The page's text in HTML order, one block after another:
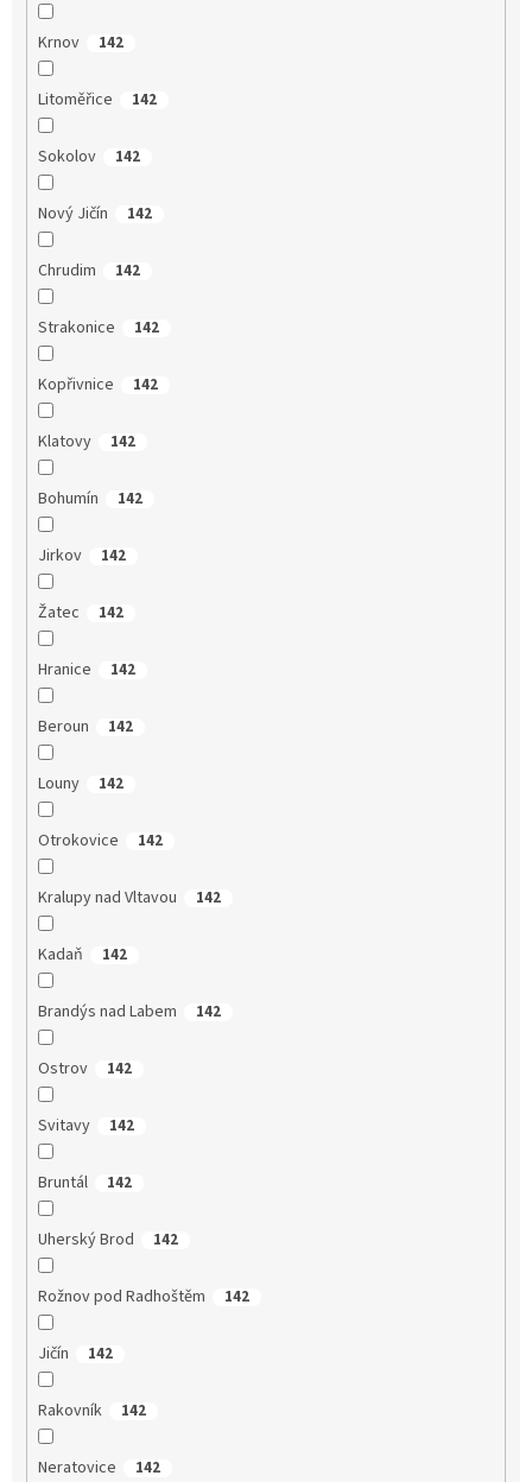
Krnov 142
Litoměřice 142
Sokolov 142
Nový Jičín 142
Chrudim 142
Strakonice 142
Kopřivnice 142
Klatovy 142
Bohumín 142
Jirkov 142
Žatec 142
Hranice 142
Beroun 142
Louny 142
Otrokovice 142
Kralupy nad Vltavou 142
Kadaň 142
Brandýs nad Labem 142
Ostrov 142
Svitavy 142
Bruntál 142
Uherský Brod 142
Rožnov pod Radhoštěm 142
Jičín 142
Rakovník 142
Neratovice 142